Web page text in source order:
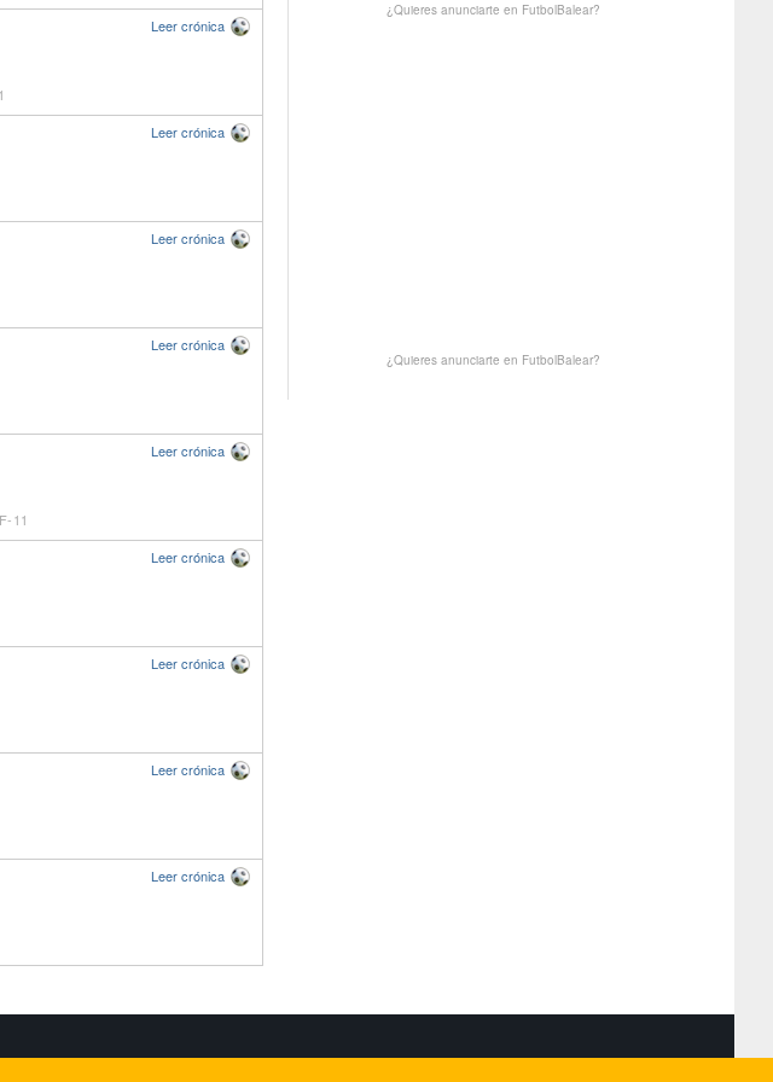
Leer crónica
Leer crónica
Leer crónica
Leer crónica
11
Leer crónica
Leer crónica
Leer crónica
Leer crónica
Leer crónica
¿Quieres anunciarte en FutbolBalear?
¿Quieres anunciarte en FutbolBalear?